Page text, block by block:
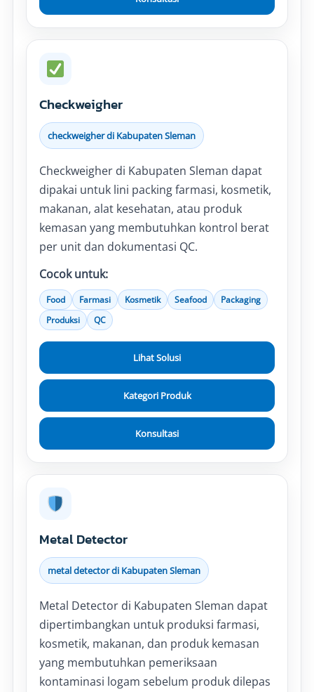
Checkweigher
checkweigher di Kabupaten Sleman
Checkweigher di Kabupaten Sleman dapat
dipakai untuk lini packing farmasi, kosmetik,
makanan, alat kesehatan, atau produk
kemasan yang membutuhkan kontrol berat
per unit dan dokumentasi QC.
Cocok untuk:
Food Farmasi Kosmetik Seafood
Packaging
Produksi
QC
Lihat Solusi
Kategori Produk
Konsultasi
Metal Detector
metal detector di Kabupaten Sleman
Metal Detector di Kabupaten Sleman dapat
dipertimbangkan untuk produksi farmasi,
kosmetik, makanan, dan produk kemasan
yang membutuhkan pemeriksaan
kontaminasi logam sebelum produk dilepas